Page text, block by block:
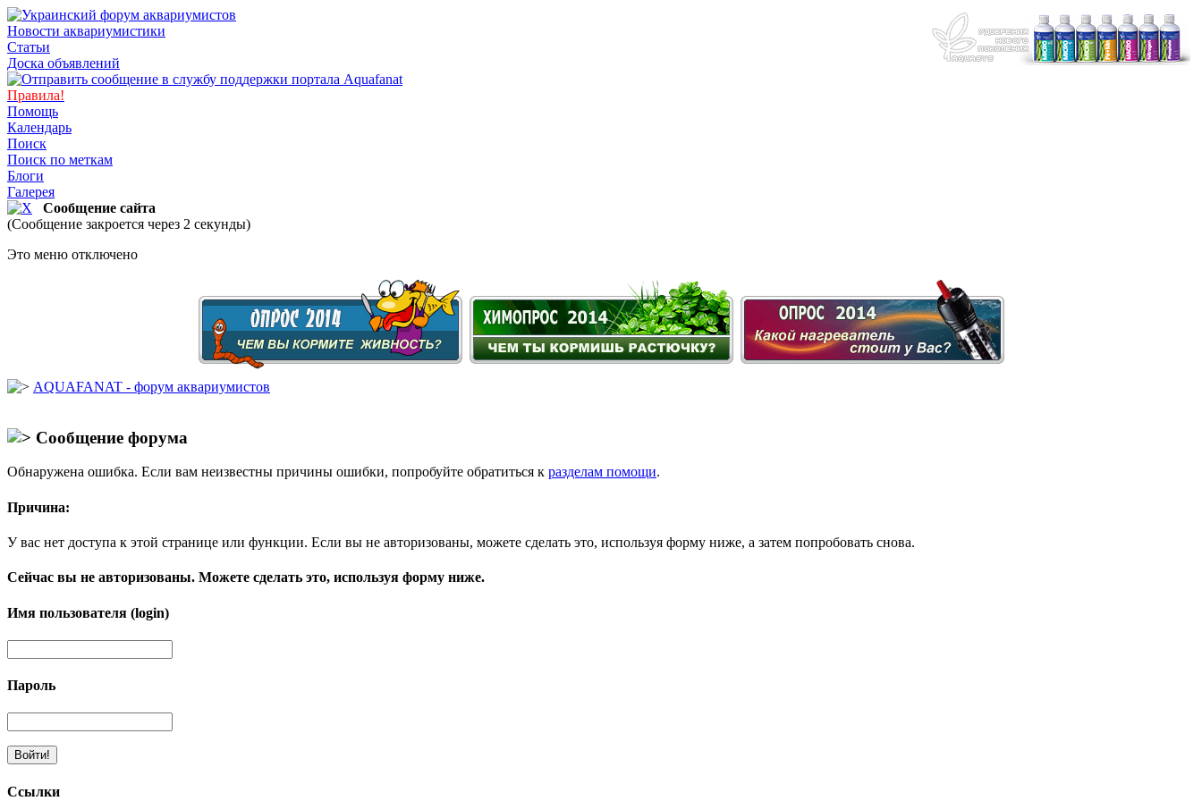
Новости аквариумистики
Статьи
Доска объявлений
Правила!
Помощь
Календарь
Поиск
Поиск по меткам
Блоги
Галерея
Сообщение сайта
(Сообщение закроется через 2 секунды)
Это меню отключено
AQUAFANAT - форум аквариумистов
Сообщение форума
Обнаружена ошибка. Если вам неизвестны причины ошибки, попробуйте обратиться к разделам помощи.
Причина:
У вас нет доступа к этой странице или функции. Если вы не авторизованы, можете сделать это, используя форму ниже, а затем попробовать снова.
Сейчас вы не авторизованы. Можете сделать это, используя форму ниже.
Имя пользователя (login)
Пароль
Ссылки